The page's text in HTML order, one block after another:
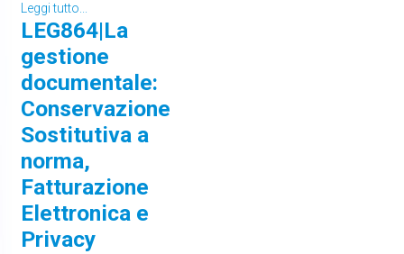
Leggi tutto...
LEG864|La
gestione
documentale:
Conservazione
Sostitutiva a
norma,
Fatturazione
Elettronica e
Privacy